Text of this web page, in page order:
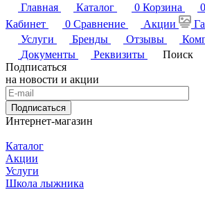
Главная
Каталог 0 Корзина 0
Кабинет
0 Сравнение Акции
Услуги
Бренды Отзывы
Документы
Реквизиты Поиск
Подписаться
на новости и акции
Подписаться
Интернет-магазин
Каталог
Акции
Услуги
Школа лыжника